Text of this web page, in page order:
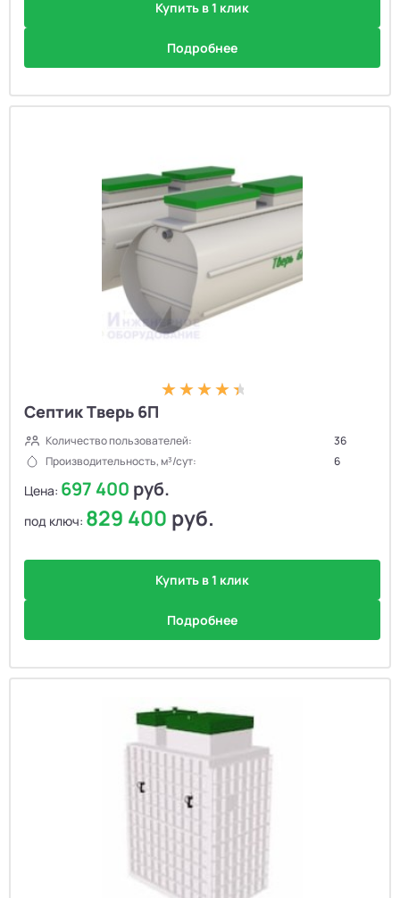
Купить в 1 клик
Подробнее
Септик Тверь 6П
Количество пользователей:
36
Производительность, м³/сут:
6
Цена: 697 400 руб.
под ключ: 829 400 руб.
Купить в 1 клик
Подробнее